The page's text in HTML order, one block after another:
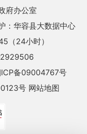
府办公室
：华容县大数据中心
（24小时）
备09004767号
号 网站地图